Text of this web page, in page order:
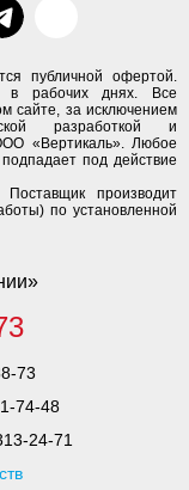
публичной офертой.
в рабочих днях. Все
сайте, за исключением
разработкой и
«Вертикаль». Любое
под действие
производит
по установленной
73
74-48
24-71